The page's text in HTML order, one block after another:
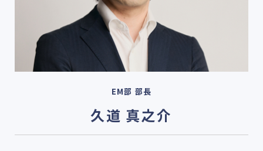
EM部 部長
久道 真之介